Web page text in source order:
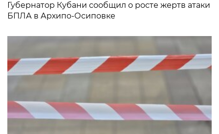
Губернатор Кубани сообщил о росте жертв атаки
БПЛА в Архипо-Осиповке